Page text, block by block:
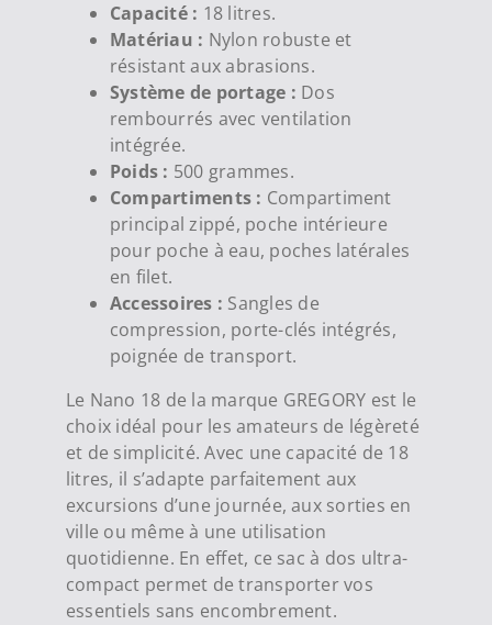
Capacité : 18 litres.
Matériau : Nylon robuste et
résistant aux abrasions.
Système de portage : Dos
rembourrés avec ventilation
intégrée.
Poids : 500 grammes.
Compartiments : Compartiment
principal zippé, poche intérieure
pour poche à eau, poches latérales
en filet.
Accessoires : Sangles de
compression, porte-clés intégrés,
poignée de transport.
Le Nano 18 de la marque GREGORY est le
choix idéal pour les amateurs de légèreté
et de simplicité. Avec une capacité de 18
litres, il s’adapte parfaitement aux
excursions d’une journée, aux sorties en
ville ou même à une utilisation
quotidienne. En effet, ce sac à dos ultra-
compact permet de transporter vos
essentiels sans encombrement.